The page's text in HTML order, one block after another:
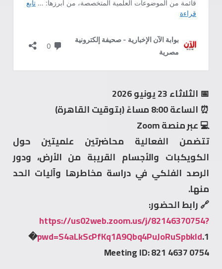
📅 الثلاثاء 23 يونيو 2026
⏰ الساعة 8:00 مساءً (بتوقيت القاهرة)
💻 عبر منصة Zoom
تتضمن الفعالية محاضرتين علميتين حول
الكويكبات والأجسام القريبة من الأرض، ودور
الرصد الفلكي في دراسة مخاطرها وآليات الحد
منها.
🔗 رابط الحضور:
https://us02web.zoom.us/j/82146370754?
pwd=S4aLkScPfKq1A9Qbq4PuJoRuSpbkld
Meeting ID: 821 4637 0754